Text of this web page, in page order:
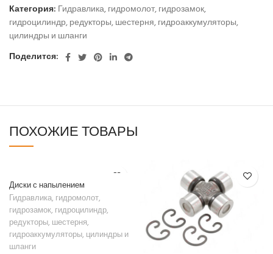
Категория: Гидравлика, гидромолот, гидрозамок,
гидроцилиндр, редукторы, шестерня, гидроаккумуляторы,
цилиндры и шланги
Поделится:
ПОХОЖИЕ ТОВАРЫ
Диски с напылением
Гидравлика, гидромолот,
гидрозамок, гидроцилиндр,
редукторы, шестерня,
гидроаккумуляторы, цилиндры и
шланги